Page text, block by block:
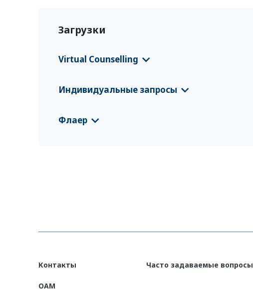
Загрузки
Virtual Counselling
Индивидуальные запросы
Флаер
Контакты
OAM
Часто задаваемые вопросы